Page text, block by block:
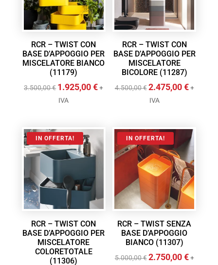
RCR – TWIST CON
BASE D’APPOGGIO PER
MISCELATORE BIANCO
(11179)
3.500,00€ Il
prezzo
3.500,00 €.
1.925,00€Il
1.925,00 €.
+
IVA
RCR – TWIST CON
BASE D’APPOGGIO PER
MISCELATORE
BICOLORE (11287)
4.500,00€ Il
prezzo
4.500,00 €.
2.475,00€Il
2.475,00
+
IVA
IN OFFERTA!
RCR – TWIST CON
BASE D’APPOGGIO PER
MISCELATORE
COLORETOTALE
(11306)
IN OFFERTA!
RCR – TWIST SENZA
BASE D’APPOGGIO
BIANCO (11307)
5.000,00€ Il
2.750,00€Il+